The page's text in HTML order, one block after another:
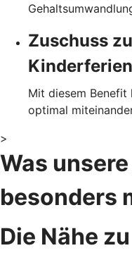
Zuschuss
Mit diesem Benefit
optimal
>
Was
besonders
Die Nähe